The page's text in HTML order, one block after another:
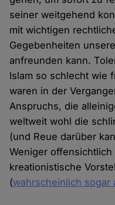
seiner weitgehend
mit wichtigen
Gegebenheiten
anfreunden kann.
Islam so schlecht wie
waren in der
Anspruchs, die
weltweit wohl die
(und Reue darüber
Weniger offensichtlich
kreationistische
(wahrscheinlich sogar